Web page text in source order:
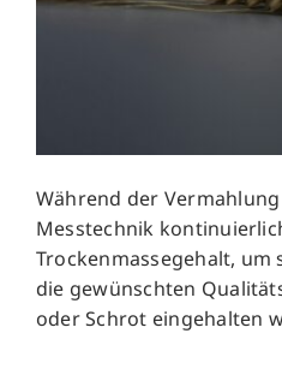
Während der
Messtechnik
Trockenmassegehalt, um
die gewünschten
oder Schrot eingehalten